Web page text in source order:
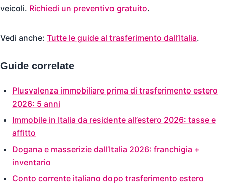
veicoli. Richiedi un preventivo gratuito.
Vedi anche: Tutte le guide al trasferimento dall’Italia.
Guide correlate
Plusvalenza immobiliare prima di trasferimento estero
2026: 5 anni
Immobile in Italia da residente all’estero 2026: tasse e
affitto
Dogana e masserizie dall’Italia 2026: franchigia +
inventario
Conto corrente italiano dopo trasferimento estero